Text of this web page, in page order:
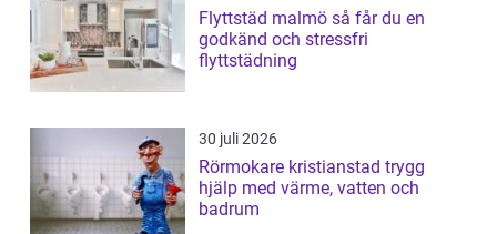
Flyttstäd malmö så får du en
godkänd och stressfri
flyttstädning
30 juli 2026
Rörmokare kristianstad trygg
hjälp med värme, vatten och
badrum